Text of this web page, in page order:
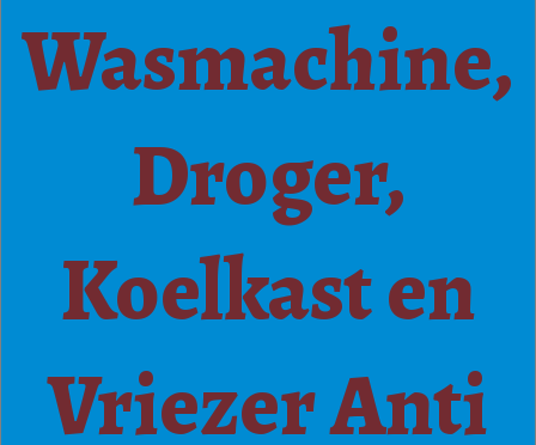
Wasmachine,
Droger,
Koelkast en
Vriezer Anti